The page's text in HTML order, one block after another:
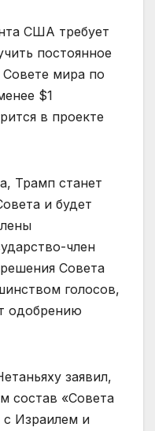
США требует
постоянное
мира по
$1
в проекте
Трамп станет
и будет
член
Совета
голосов,
одобрению
заявил,
состав «Совета
с Израилем и